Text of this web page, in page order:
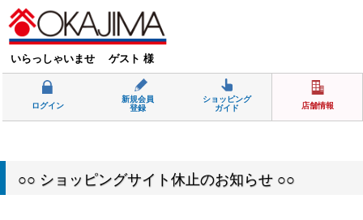
いらっしゃいませ ゲスト 様
ログイン
新規会員
登録
ショッピング
ガイド
店舗情報
○○ ショッピングサイト休止のお知らせ ○○